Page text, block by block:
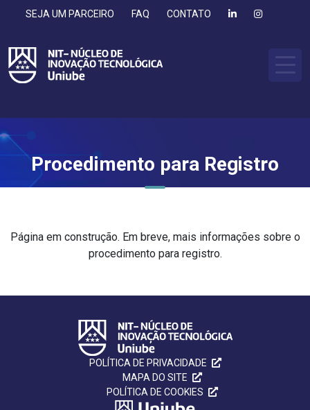
SEJA UM PARCEIRO FAQ CONTATO
Procedimento para Registro
Página em construção. Em breve, mais informações sobre o
procedimento para registro.
POLÍTICA DE PRIVACIDADE
MAPA DO SITE
POLÍTICA DE COOKIES